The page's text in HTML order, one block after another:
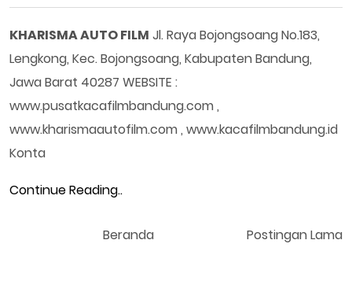
KHARISMA AUTO FILM Jl. Raya Bojongsoang No.183,
Lengkong, Kec. Bojongsoang, Kabupaten Bandung,
Jawa Barat 40287 WEBSITE :
www.pusatkacafilmbandung.com ,
www.kharismaautofilm.com , www.kacafilmbandung.id
Konta
Continue Reading..
Postingan Lama
Beranda